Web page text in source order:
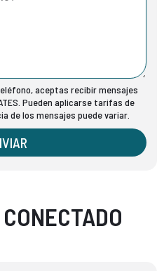
aceptas recibir mensajes
Pueden aplicarse tarifas de
de los mensajes puede variar.